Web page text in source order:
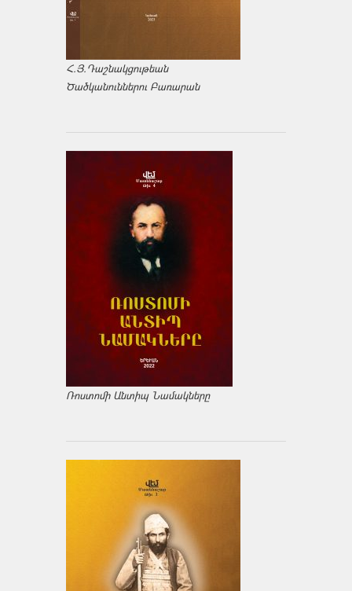
Հ.Յ.Դաշնակցութեան
Ծածկանուններու Բառարան
Ռոստոմի Անտիպ Նամակները